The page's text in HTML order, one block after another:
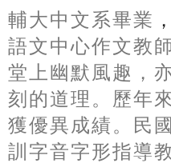
輔大中文系畢業
語文中心作文教
堂上幽默風趣，
刻的道理。歷年
獲優異成績。民
訓字音字形指導